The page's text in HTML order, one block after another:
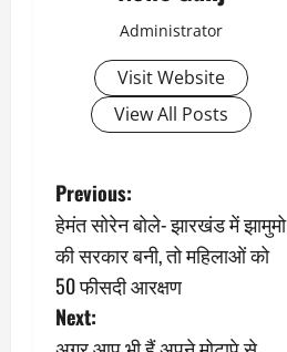
Administrator
Visit Website
View All Posts
P
o
s
t
Previous:
हेमंत सोरेन बोले- झारखंड में झामुमो
की सरकार बनी, तो महिलाओं को
50 फीसदी आरक्षण
Next: